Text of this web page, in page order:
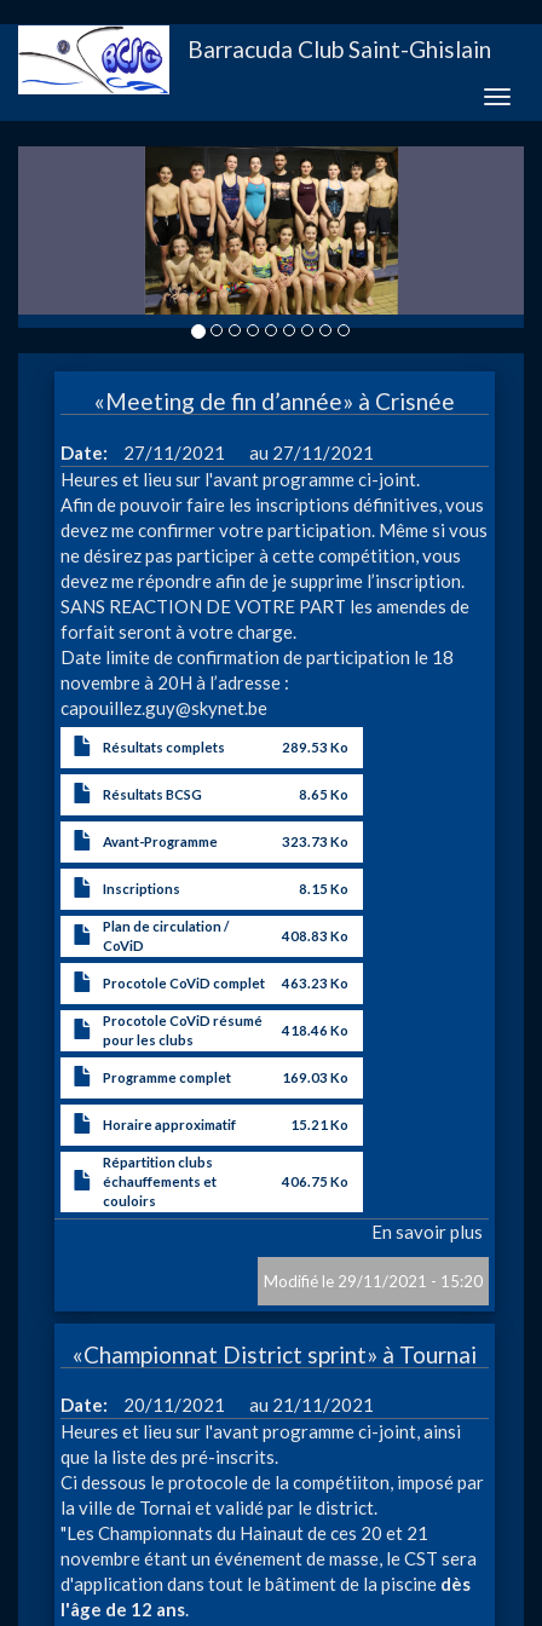
au
contenu
Barracuda Club Saint-Ghislain
Toggle
«Meeting de fin d’année» à Crisnée
Date 27/11/2021 à
27/11/2021
Heures et lieu sur l'avant programme ci-joint.
Afin de pouvoir faire les inscriptions définitives, vous
devez me confirmer votre participation. Même si vous
ne désirez pas participer à cette compétition, vous
devez me répondre afin de je supprime l’inscription.
SANS REACTION DE VOTRE PART les amendes de
forfait seront à votre charge.
Date limite de confirmation de participation le 18
novembre à 20H à l’adresse :
capouillez.guy@skynet.be
Résultats complets 289.53 Ko
Résultats BCSG 8.65 Ko
Avant-Programme 323.73 Ko
Inscriptions 8.15 Ko
Plan de circulation /
CoViD
408.83 Ko
Procotole CoViD complet 463.23 Ko
Procotole CoViD résumé
pour les clubs
418.46 Ko
Programme complet 169.03 Ko
Horaire approximatif 15.21 Ko
Répartition clubs
échauffements et
couloirs
406.75 Ko
En savoir plus
fin
29/11/2021 - 15:20
«Championnat District sprint» à Tournai
Date 20/11/2021 à
21/11/2021
Heures et lieu sur l'avant programme ci-joint, ainsi
que la liste des pré-inscrits.
Ci dessous le protocole de la compétiiton, imposé par
la ville de Tornai et validé par le district.
"Les Championnats du Hainaut de ces 20 et 21
novembre étant un événement de masse, le CST sera
d'application dans tout le bâtiment de la piscine dès
l'âge de 12 ans.